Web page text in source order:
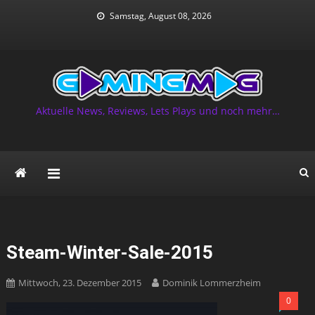
Samstag, August 08, 2026
Aktuelle News, Reviews, Lets Plays und noch mehr…
Steam-Winter-Sale-2015
Mittwoch, 23. Dezember 2015 Dominik Lommerzheim
0